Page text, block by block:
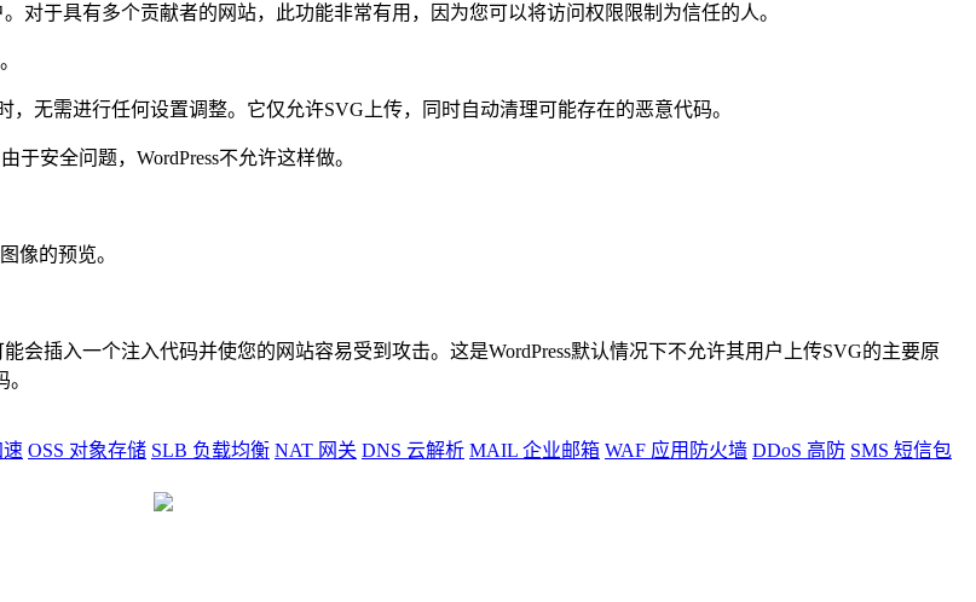
对于具有多个贡献者的网站，此功能非常有用，因为您可以将访问权限限制为信任的人。
，无需进行任何设置调整。它仅允许SVG上传，同时自动清理可能存在的恶意代码。
安全问题，WordPress不允许这样做。
像的预览。
会插入一个注入代码并使您的网站容易受到攻击。这是WordPress默认情况下不允许其用户上传SVG的主要原
速 OSS 对象存储 SLB 负载均衡 NAT 网关 DNS 云解析 MAIL 企业邮箱 WAF 应用防火墙 DDoS 高防 SMS 短信包